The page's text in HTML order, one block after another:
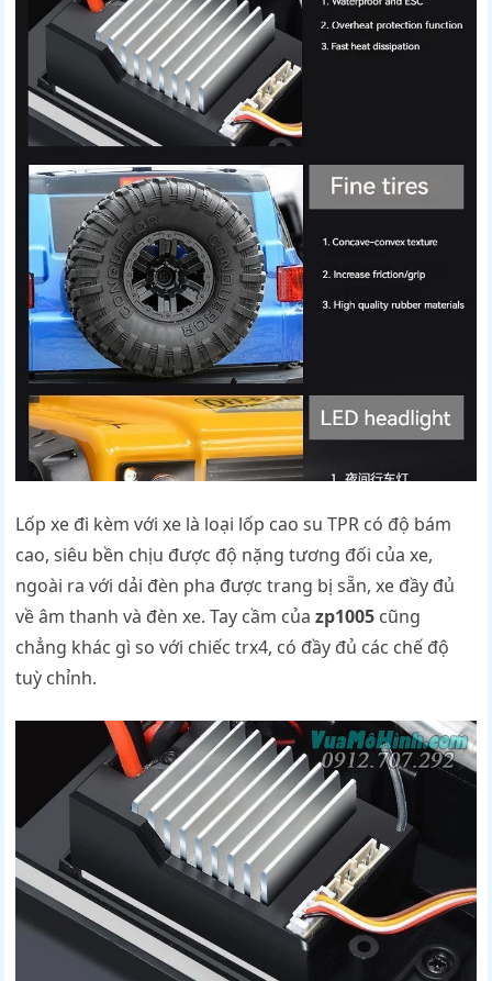
Lốp xe đi kèm với xe là loại lốp cao su TPR có độ bám
cao, siêu bền chịu được độ nặng tương đối của xe,
ngoài ra với dải đèn pha được trang bị sẵn, xe đầy đủ
về âm thanh và đèn xe. Tay cầm củazp1005 cũng
chẳng khác gì so với chiếc trx4, có đầy đủ các chế độ
tuỳ chỉnh.